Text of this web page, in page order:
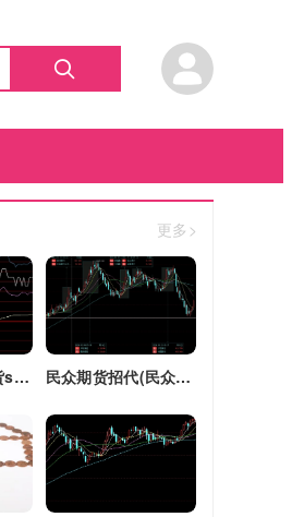
更多>
ss2007期货(期货ss2018) 民众期货招代(民众期货怎么了)